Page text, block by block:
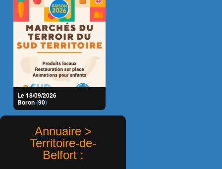
Le 18/09/2026
Boron(90)
Annuaire >
Territoire-de-
Belfort :